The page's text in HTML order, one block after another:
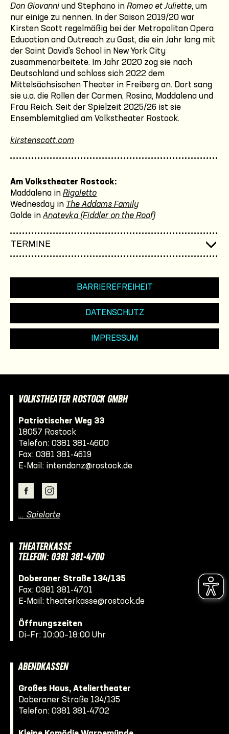
Don Giovanni und Stephano in Romeo et Juliette, um
nur einige zu nennen. In der Saison 2019/20 war
Kirsten Scott regelmäßig bei der Metropolitan Opera
Education and Outreach zu Gast, die ein Jahr lang mit
der Saint David's School in New York City
zusammenarbeitete. Im Jahr 2020 zog sie nach
Deutschland und schloss sich 2022 dem
Mittelsächsischen Theater in Freiberg an. Dort sang
sie u.a. die Rollen der Carmen, Rosina, Maddalena und
Frau Reich. Seit der Spielzeit 2025/26 ist sie
Ensemblemitglied am Volkstheater Rostock.
kirstenscott.com
Am Volkstheater Rostock:
Maddalena in Rigoletto
Wednesday in The Addams Family
Golde in Anatevka (Fiddler on the Roof)
TERMINE
BARRIEREFREIHEIT
DATENSCHUTZ
IMPRESSUM
VOLKSTHEATER ROSTOCK GMBH
Patriotischer Weg 33
18057 Rostock
Telefon: 0381 381-4600
Fax: 0381 381-4619
E-Mail: intendanz@rostock.de
… Spielorte
THEATERKASSE
TELEFON: 0381 381-4700
Doberaner Straße 134/135
Fax: 0381 381-4701
E-Mail: theaterkasse@rostock.de
Öffnungszeiten
Di–Fr: 10:00–18:00 Uhr
ABENDKASSEN
Großes Haus, Ateliertheater
Doberaner Straße 134/135
Telefon: 0381 381-4702